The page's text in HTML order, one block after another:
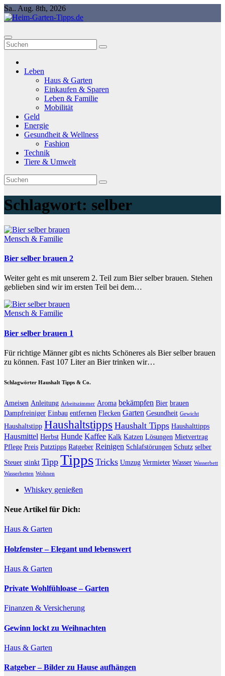
Springe
zum
Sa.. Aug. 8th, 2026
Leben
Haus & Garten
Einkaufen & Sparen
Leben & Familie
Mobilität
Geld
Energie
Gesundheit & Wellness
Fashion
Technik
Tiere & Umwelt
Schlagwort: selber
Mensch & Familie
Bier selber brauen 2
Weiter geht es mit unserem 2. Teil zum Bier selber brauen. Stehen
geblieben sind wir im ersten Teil bei dem…
Mensch & Familie
Bier selber brauen 1
Für richtige Männer gibt es nichts Schöneres als Bier selber brauen
zu können. Fast 107 Liter an Bier trinken wir…
Schlagwörter Haushalt Tipps & Co.
Ameisen Anleitung Arbeitszimmer Aroma bekämpfen Bier brauen
Dampfreiniger Einbau entfernen Flecken Garten Gesundheit Gewicht
Haushaltstipp Haushaltstipps Haushalt Tipps Haushalttipps
Hausmittel Herbst Hunde Kaffee Kalk Katzen Lösungen Mietvertrag
Pflege Preis Putztipps Ratgeber Reinigen Schlafstörungen Schutz selber
Steuer stinkt Tipp Tipps Tricks Umzug Vermieter Wasser Wasserbett
Wasserbetten Wohnen
Whiskey genießen
Neue Artikel für Dich:
Haus & Garten
Holzfenster – Elegant und lebenswert
Haus & Garten
Private Wohlfühloase – Garten
Finanzen & Versicherung
Gewinn lockt zu Weihnachten
Haus & Garten
Ratgeber – Bilder zu Hause aufhängen